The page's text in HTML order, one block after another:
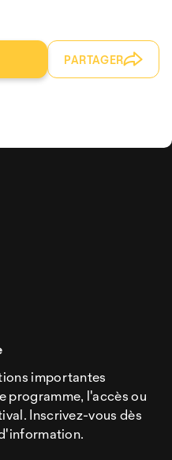
PARTAGER
importantes
programme, l'accès ou
Inscrivez-vous dès